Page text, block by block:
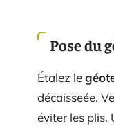
Pose du
Étalez le
décaisseée.
éviter les plis.